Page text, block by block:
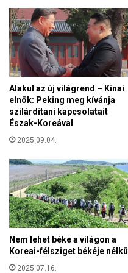
y
i
r
á
n
ö
r
n
b
e
n
o
r
t
f
e
j
l
e
s
z
t
n
e
k
a
r
a
d
i
o
Alakul az új világrend – Kínai
elnök: Peking meg kívánja
szilárdítani kapcsolatait
Észak-Koreával
2025.09.04.
Nem lehet béke a világon a
Koreai-félsziget békéje nélkül
2025.07.16.